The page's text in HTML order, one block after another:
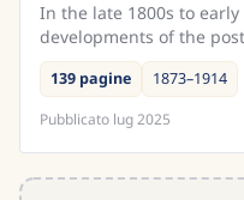
In the late 1800s to
developments of the
correspondence
was an in...
139 pagine
1873–1914
Pubblicato lug 2025